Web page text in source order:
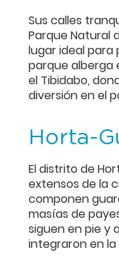
Sus calles
Parque Natural
lugar ideal para
parque alberga
el Tibidabo,
diversión en el
Horta-
El distrito de
extensos de la
componen
masías de
siguen en pie y
integraron en la